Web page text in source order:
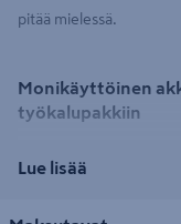
pitää mielessä.
Monikäyttöinen
työkalupakkiin
ovat ruuvatessa
Lue lisää